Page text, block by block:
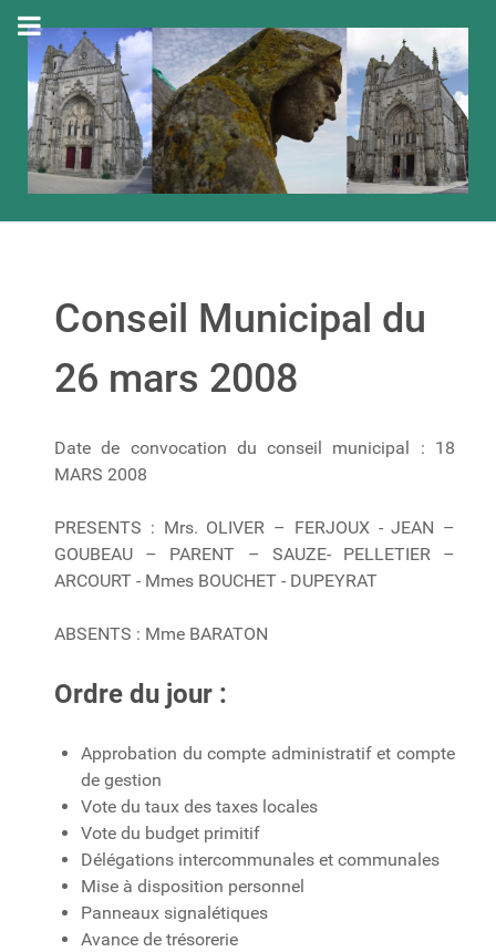
Conseil Municipal du
26 mars 2008
Date de convocation du conseil municipal : 18
MARS 2008
PRESENTS : Mrs. OLIVER – FERJOUX - JEAN –
GOUBEAU – PARENT – SAUZE- PELLETIER –
ARCOURT - Mmes BOUCHET - DUPEYRAT
ABSENTS : Mme BARATON
Ordre du jour :
Approbation du compte administratif et compte
de gestion
Vote du taux des taxes locales
Vote du budget primitif
Délégations intercommunales et communales
Mise à disposition personnel
Panneaux signalétiques
Avance de trésorerie